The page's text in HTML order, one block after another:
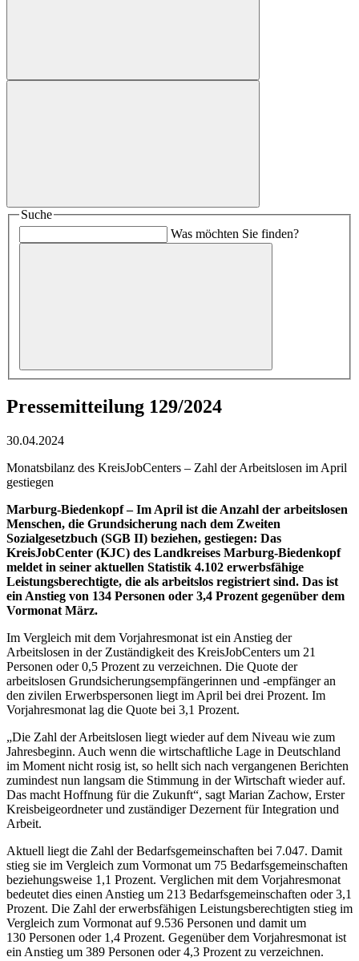
Suche
Was möchten Sie finden?
Pressemitteilung 129/2024
30.04.2024
Monatsbilanz des KreisJobCenters – Zahl der Arbeitslosen im April
gestiegen
Marburg-Biedenkopf – Im April ist die Anzahl der arbeitslosen
Menschen, die Grundsicherung nach dem Zweiten
Sozialgesetzbuch (SGB II) beziehen, gestiegen: Das
KreisJobCenter (KJC) des Landkreises Marburg-Biedenkopf
meldet in seiner aktuellen Statistik 4.102 erwerbsfähige
Leistungsberechtigte, die als arbeitslos registriert sind. Das ist
ein Anstieg von 134 Personen oder 3,4 Prozent gegenüber dem
Vormonat März.
Im Vergleich mit dem Vorjahresmonat ist ein Anstieg der
Arbeitslosen in der Zuständigkeit des KreisJobCenters um 21
Personen oder 0,5 Prozent zu verzeichnen. Die Quote der
arbeitslosen Grundsicherungsempfängerinnen und -empfänger an
den zivilen Erwerbspersonen liegt im April bei drei Prozent. Im
Vorjahresmonat lag die Quote bei 3,1 Prozent.
„Die Zahl der Arbeitslosen liegt wieder auf dem Niveau wie zum
Jahresbeginn. Auch wenn die wirtschaftliche Lage in Deutschland
im Moment nicht rosig ist, so hellt sich nach vergangenen Berichten
zumindest nun langsam die Stimmung in der Wirtschaft wieder auf.
Das macht Hoffnung für die Zukunft“, sagt Marian Zachow, Erster
Kreisbeigeordneter und zuständiger Dezernent für Integration und
Arbeit.
Aktuell liegt die Zahl der Bedarfsgemeinschaften bei 7.047. Damit
stieg sie im Vergleich zum Vormonat um 75 Bedarfsgemeinschaften
beziehungsweise 1,1 Prozent. Verglichen mit dem Vorjahresmonat
bedeutet dies einen Anstieg um 213 Bedarfsgemeinschaften oder 3,1
Prozent. Die Zahl der erwerbsfähigen Leistungsberechtigten stieg im
Vergleich zum Vormonat auf 9.536 Personen und damit um
130 Personen oder 1,4 Prozent. Gegenüber dem Vorjahresmonat ist
ein Anstieg um 389 Personen oder 4,3 Prozent zu verzeichnen.